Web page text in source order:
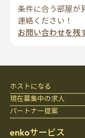
条件に合う部屋が
連絡ください！
お問い合わせを残
enkoサービス
ホストになる
現在募集中の求人
パートナー提案